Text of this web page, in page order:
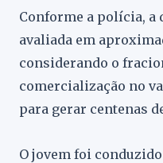
Conforme a polícia, a
avaliada em
considerando o
comercialização no
para gerar centenas
O jovem foi